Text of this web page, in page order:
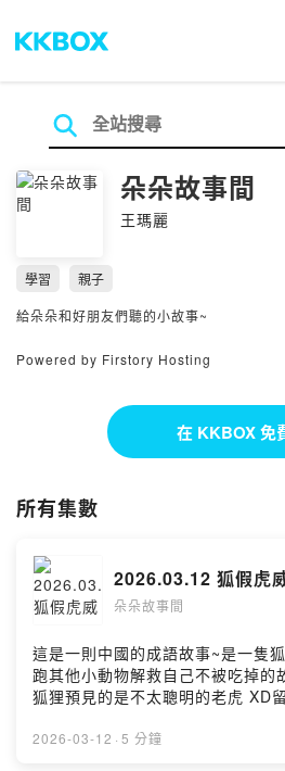
朵朵故事間
王瑪麗
學習
親子
給朵朵和好朋友們聽的小故事~
Powered by Firstory Hosting
在 KKBOX 免
所有集數
2026.03.12 狐假虎
朵朵故事間
這是一則中國的成語故事~是一隻
跑其他小動物解救自己不被吃掉的
狐狸預見的是不太聰明的老虎 XD
2026-03-12 · 5 分鐘